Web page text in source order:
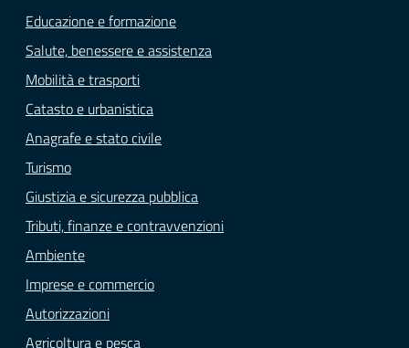
Educazione e formazione
Salute, benessere e assistenza
Mobilità e trasporti
Catasto e urbanistica
Anagrafe e stato civile
Turismo
Giustizia e sicurezza pubblica
Tributi, finanze e contravvenzioni
Ambiente
Imprese e commercio
Autorizzazioni
Agricoltura e pesca